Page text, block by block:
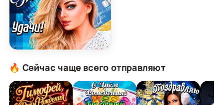
Картинка с Днём Рождения Тимофей с
🔥 Сейчас чаще всего отправляют